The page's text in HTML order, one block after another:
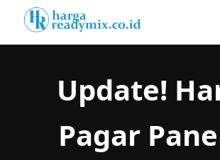
Update!
Pagar